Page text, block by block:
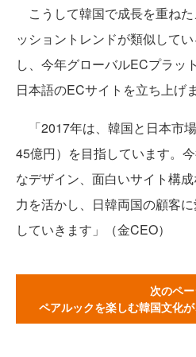
こうして韓国で成長を重ね
ッショントレンドが類似して
し、今年グローバルECプラッ
日本語のECサイトを立ち上げま
「2017年は、韓国と日本市
45億円）を目指しています。
なデザイン、面白いサイト構
力を活かし、日韓両国の顧客
していきます」（金CEO）
次のペ
ペアルックを楽しむ韓国文化